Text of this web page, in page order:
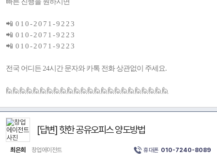
📲 0 1 0 - 2 0 7 1 - 9 2 2 3
📲 0 1 0 - 2 0 7 1 - 9 2 2 3
📲 0 1 0 - 2 0 7 1 - 9 2 2 3
전국 어디든 24시간 문자와 카톡 전화 상관없이 주세요.
🙋🙋🙋🙋🙋🙋🙋🙋🙋🙋🙋🙋🙋🙋🙋🙋🙋🙋🙋🙋🙋🙋🙋🙋
[답변] 핫한 공유오피스 양도방법
최은희 창업에이전트 휴대폰 010-7240-8089